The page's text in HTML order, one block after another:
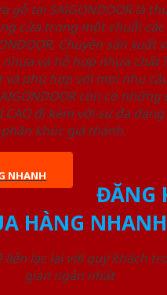
gỗ tại SAIGONDOOR là
cửa trong một chuỗi
Chuyên sản xuất
và hỗ hợp nhựa chất
phù hợp với mọi nhu
còn có những
đi kèm với sự đa
khúc giá thành.
NHANH
ĐĂNG
HÀNG NHANH
liên lạc lại với quý khách
gian ngắn nhất